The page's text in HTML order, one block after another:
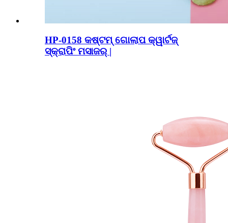
HP-0158 କଷ୍ଟମ୍ ଗୋଲାପ କ୍ୱାର୍ଟଜ୍
ସ୍କ୍ରାପିଂ ମସାଜର୍ |